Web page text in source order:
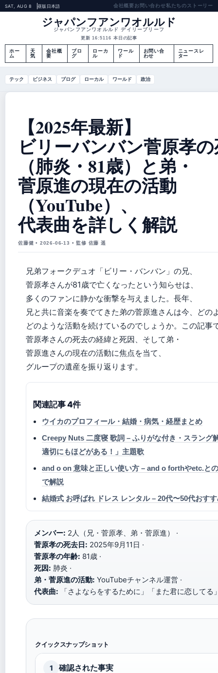
SAT, AUG 8 昼版 日本語 会社概要お問い合わせ私たちのストーリー
ジャパンフアンワオルルド
ジャパンフアンワオルルド デイリーブリーフ
更新 16:5116 本日の記事
ホー
ム
天
気
会社概
要
ブロ
グ
ローカ
ル
ワール
ド
お問い合
わせ
ニュースレ
ター
テック ビジネス ブログ ローカル ワールド 政治
【2025年最新】
ビリーバンバン菅原孝
（肺炎・81歳）と弟・
菅原進の現在の活動
（YouTube）、
代表曲を詳しく解説
佐藤健 • 2026-06-13 • 監修 佐藤 遥
兄弟フォークデュオ「ビリー・バンバン」の兄、
菅原孝さんが81歳で亡くなったという知らせは、
多くのファンに静かな衝撃を与えました。長年、
兄と共に音楽を奏でてきた弟の菅原進さんは今、どの
どのような活動を続けているのでしょうか。この記事
菅原孝さんの死去の経緯と死因、そして弟・
菅原進さんの現在の活動に焦点を当て、
グループの遺産を振り返ります。
関連記事 4件
ウイカのプロフィール・結婚・病気・経歴まとめ
Creepy Nuts 二度寝 歌詞 – ふりがな付き・スラング
適切にもほどがある！」主題歌
and o on 意味と正しい使い方 – and o forthやetc.と
で解説
結婚式 お呼ばれ ドレス レンタル – 20代〜50代おす
メンバー: 2人（兄・菅原孝、弟・菅原進） ·
菅原孝の死去日: 2025年9月11日 ·
菅原孝の年齢: 81歳 ·
死因: 肺炎 ·
弟・菅原進の活動: YouTubeチャンネル運営 ·
代表曲: 「さよならをするために」「また君に恋してる
クイックスナップショット
1 確認された事実